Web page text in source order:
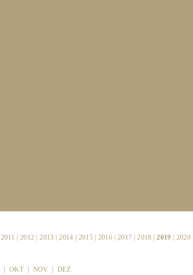
2011 2012 |2013 |2014 2015| 2016 |2017 |2018 |2019 2020|
OKT| NOV DEZ